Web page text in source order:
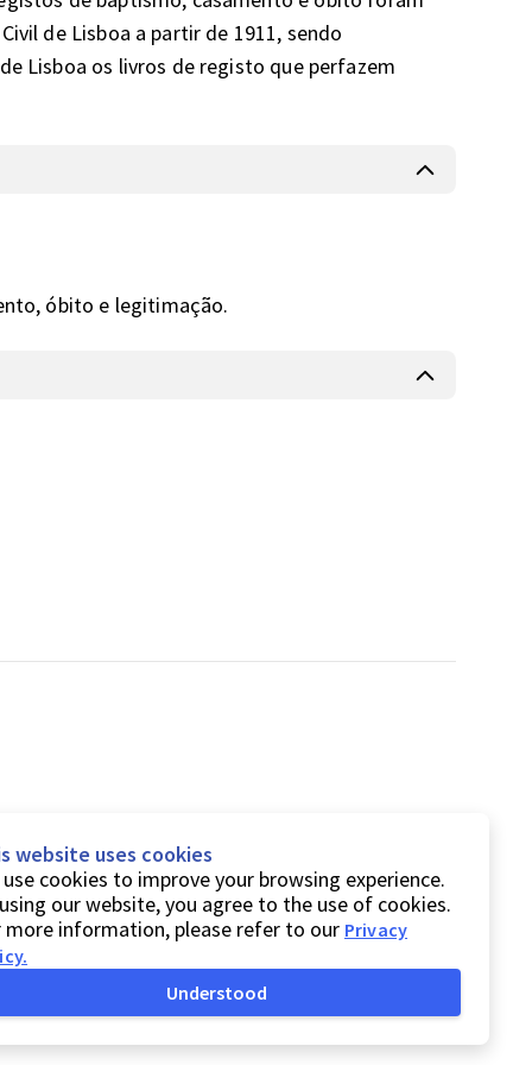
de Lisboa a partir de 1911, sendo
Lisboa os livros de registo que perfazem
óbito e legitimação.
website uses cookies
use cookies to improve your browsing experience.
our website, you agree to the use of cookies.
more information, please refer to our Privacy
.
Understood